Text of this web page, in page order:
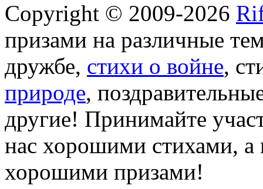
Copyright © 2009-2026
призами на различные
дружбе, стихи о войне,
природе,
другие! Принимайте
нас хорошими стихами, а
хорошими призами!